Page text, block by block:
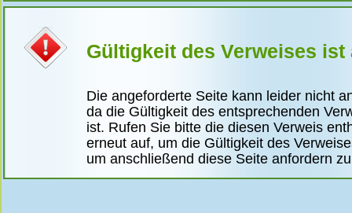
Gültigkeit des Verweises ist
Die angeforderte Seite kann leider nicht
da die Gültigkeit des entsprechenden
ist. Rufen Sie bitte die diesen Verweis
erneut auf, um die Gültigkeit des
um anschließend diese Seite anfordern